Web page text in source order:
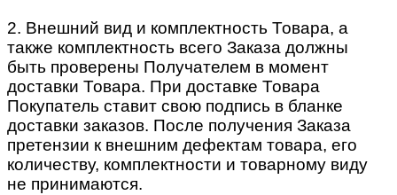
2. Внешний вид и комплектность Товара, а
также комплектность всего Заказа должны
быть проверены Получателем в момент
доставки Товара. При доставке Товара
Покупатель ставит свою подпись в бланке
доставки заказов. После получения Заказа
претензии к внешним дефектам товара, его
количеству, комплектности и товарному виду
не принимаются.